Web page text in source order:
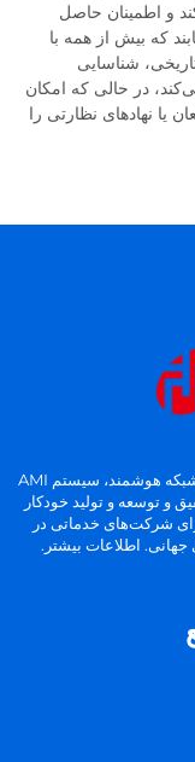
و اطمینان حاصل
که بیش از همه با
شناسایی
در حالی که امکان
یا نهادهای نظارتی را
شرکت کامیونیکیشن تاپس‌کام چینگ‌داؤ راهکارهای شبکه هوشمند، سیستم AMI
و توسعه و تولید خودکار
شرکت‌های خدماتی در
اطلاعات بیشتر.